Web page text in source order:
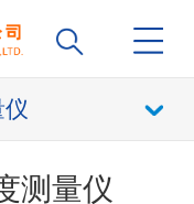
测量仪